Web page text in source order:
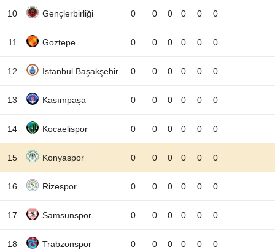
10 Gençlerbirliği 0 0 0 0 0 0
11 Goztepe 0 0 0 0 0 0
12 İstanbul Başakşehir 0 0 0 0 0 0
13 Kasımpaşa 0 0 0 0 0 0
14 Kocaelispor 0 0 0 0 0 0
15 Konyaspor 0 0 0 0 0 0
16 Rizespor 0 0 0 0 0 0
17 Samsunspor 0 0 0 0 0 0
18 Trabzonspor 0 0 0 0 0 0